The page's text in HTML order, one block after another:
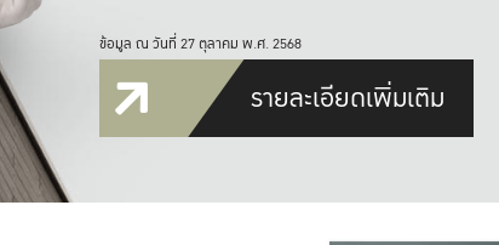
ข้อมูล ณ วันที่ 27 ตุลาคม พ.ศ. 2568
รายละเอียดเพิ่มเติม